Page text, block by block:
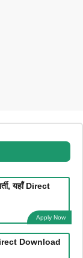
यहाँ Direct
Apply Now
Download